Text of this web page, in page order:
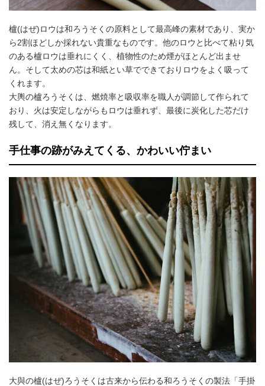
櫨(はぜ)ロウは和ろうそくの原料として最高峰の素材であり、実か
ら2割ほどしか採れない貴重なものです。他のロウと比べて粘り気
のある櫨ロウは垂れにくく、植物性のため煙がほとんど出ませ
ん。そして太めの芯は和紙とい草でできておりロウをよく吸って
くれます。
大輿の櫨ろうそくは、燃焼率と吸収率を職人が調節して作られて
おり、火は安定しながらもロウは垂れず、最後に炭化した芯だけ
残して、消え無くなります。
手仕事の跡がみえてくる、かわいい佇まい
大與の櫨(はぜ)ろうそくは古来から伝わる和ろうそくの製法「手掛